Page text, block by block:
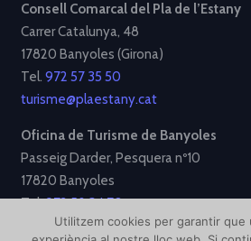
Consell Comarcal del Pla de l’Estany
Carrer Catalunya, 48
17820 Banyoles (Girona)
Tel. 972 57 35 50
turisme@plaestany.cat
Oficina de Turisme de Banyoles
Passeig Darder, Pesquera nº10
17820 Banyoles
Tel.972 58 34 70
turisme@ajbanyoles.org
Utilitzem cookies per garantir que